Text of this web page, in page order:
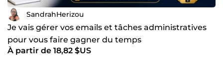
SandrahHerizou
Je vais gérer vos emails et tâches administratives
pour vous faire gagner du temps
À partir de 18,82 $US